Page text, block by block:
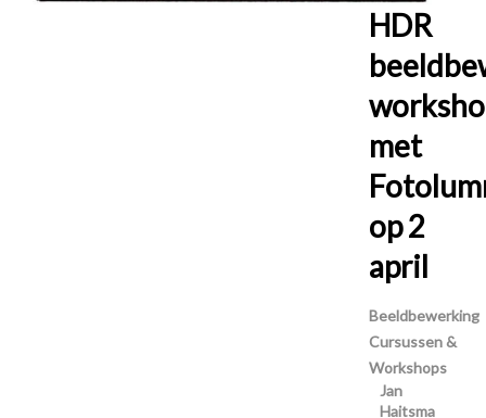
HDR
met
op 2
april
Beeldbewerking
Cursussen &
Workshops
Jan
Haitsma